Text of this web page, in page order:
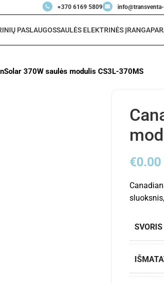
+370 6169 5809
PASLAUGOSSAULĖS ELEKTRINĖS ĮRANGA
370W saulės modulis CS3L-370MS
€0.00
SVORIS